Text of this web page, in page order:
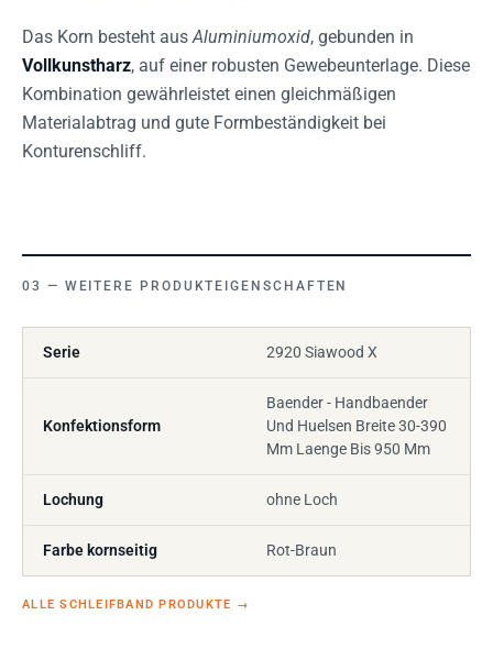
Das Korn besteht aus Aluminiumoxid, gebunden in
Vollkunstharz, auf einer robusten Gewebeunterlage. Diese
Kombination gewährleistet einen gleichmäßigen
Materialabtrag und gute Formbeständigkeit bei
Konturenschliff.
WEITERE PRODUKTEIGENSCHAFTEN
Serie 2920 Siawood X
Konfektionsform
Baender - Handbaender
Und Huelsen Breite 30-390
Mm Laenge Bis 950 Mm
Lochung ohne Loch
Farbe kornseitig Rot-Braun
ALLE SCHLEIFBAND PRODUKTE →